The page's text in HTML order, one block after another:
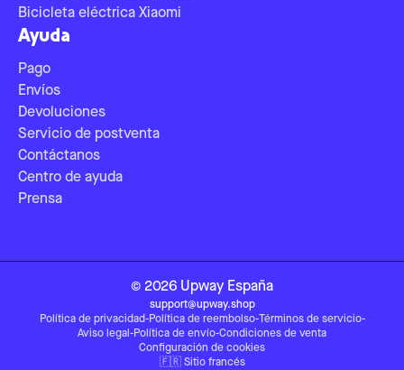
Bicicleta eléctrica Xiaomi
Ayuda
Pago
Envíos
Devoluciones
Servicio de postventa
Contáctanos
Centro de ayuda
Prensa
© 2026 Upway España
support@upway.shop
Política de privacidad-Política de reembolso-Términos de servicio-
Aviso legal -Política de envío-Condiciones de venta
Configuración de cookies
🇫🇷 Sitio francés